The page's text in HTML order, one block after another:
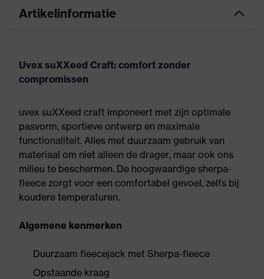
Artikelinformatie
Uvex suXXeed Craft: comfort zonder
compromissen
uvex suXXeed craft imponeert met zijn optimale
pasvorm, sportieve ontwerp en maximale
functionaliteit. Alles met duurzaam gebruik van
materiaal om niet alleen de drager, maar ook ons
milieu te beschermen. De hoogwaardige sherpa-
fleece zorgt voor een comfortabel gevoel, zelfs bij
koudere temperaturen.
Algemene kenmerken
Duurzaam fleecejack met Sherpa-fleece
Opstaande kraag